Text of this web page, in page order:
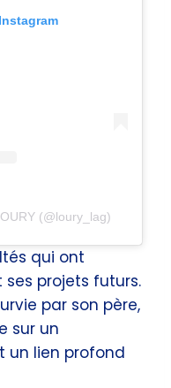
(@loury_lag)
qui ont
projets futurs.
par son père,
sur un
un lien profond